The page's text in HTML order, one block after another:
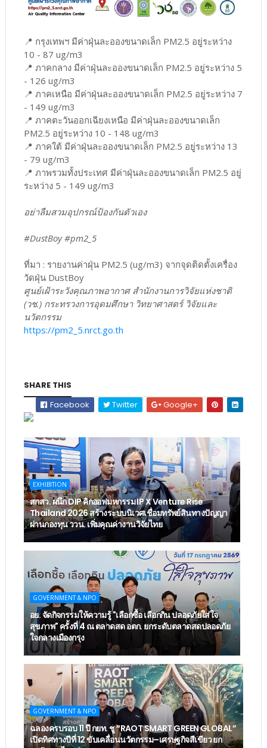
📍 กรุงเทพฯ มีค่าฝุ่นละอองขนาดเล็ก PM2.5 อยู่ระหว่าง
10 - 87 ug/m3
📍 ภาคกลาง มีค่าฝุ่นละอองขนาดเล็ก PM2.5 อยู่ระหว่าง 5
- 126 ug/m3
📍 ภาคเหนือ มีค่าฝุ่นละอองขนาดเล็ก PM2.5 อยู่ระหว่าง 7
- 149 ug/m3
📍 ภาคตะวันออกเฉียงเหนือ มีค่าฝุ่นละอองขนาดเล็ก
PM2.5 อยู่ระหว่าง 10 - 148 ug/m3
📍 ภาคใต้ มีค่าฝุ่นละอองขนาดเล็ก PM2.5 อยู่ระหว่าง 13
- 79 ug/m3
📍 ภาพรวมทั้งประเทศ มีค่าฝุ่นละอองขนาดเล็ก PM2.5 อยู่
ระหว่าง 5 - 149 ug/m3
อย่าลืมสวมอุปกรณ์ป้องกันตัวเอง
#DustBoy #pm2_5
ที่มา : รายงานค่าฝุ่น PM2.5 (ug/m3) จากจุดติดตั้งเครื่อง
วัดฝุ่น DustBoy
ศูนย์เฝ้าระวังคุณภาพอากาศ สำนักงานการวิจัยแห่งชาติ
(วช.) กระทรวงการอุดมศึกษา วิทยาศาสตร์ วิจัยและ
นวัตกรรม
https://pm2_5.nrct.go.th
SHARE THIS
Facebook
Twitter Google+
EXHIBITION
สกสว. ผนึก DIP คิกออฟมหกรรม IP X Venture Rise
Thailand 2026 สร้างระบบนิเวศเชื่อมทรัพย์สินทางปัญญา
ผ่านกองทุน ววน. เพิ่มคุณค่างานวิจัยไทย
GOVERNMENT & NPO
อย. จัดกิจกรรมให้ความรู้ "เลือกซื้อ เลือกกิน ปลอดภัยใส่ใจ
สุขภาพ" ครั้งที่ 4 ณ ตลาดสด อตก. ยกระดับตลาดสดปลอดภัย
ใจกลางเมืองกรุง
GOVERNMENT & NPO
ฉลองครบรอบ 11 ปี กยท. ชู “RAOT SMART GREEN GLOBAL”
เปิดทิศทางปีที่ 12 ขับเคลื่อนนวัตกรรม–เศรษฐกิจสีเขียว ยก